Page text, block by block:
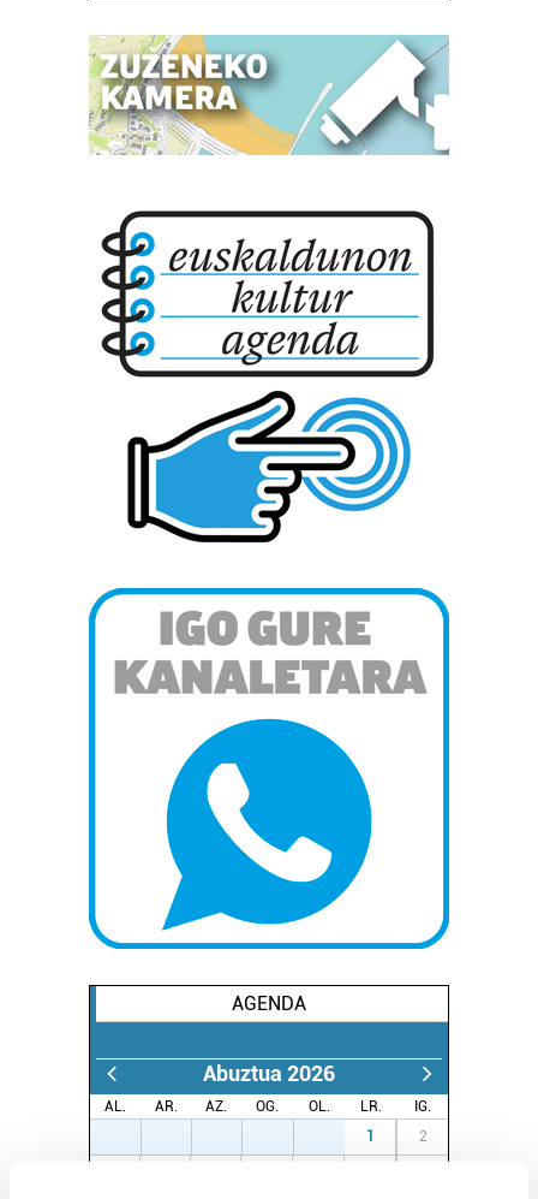
AGENDA
Abuztua 2026
AL. AR. AZ. OG. OL. LR.
IG.
1 2